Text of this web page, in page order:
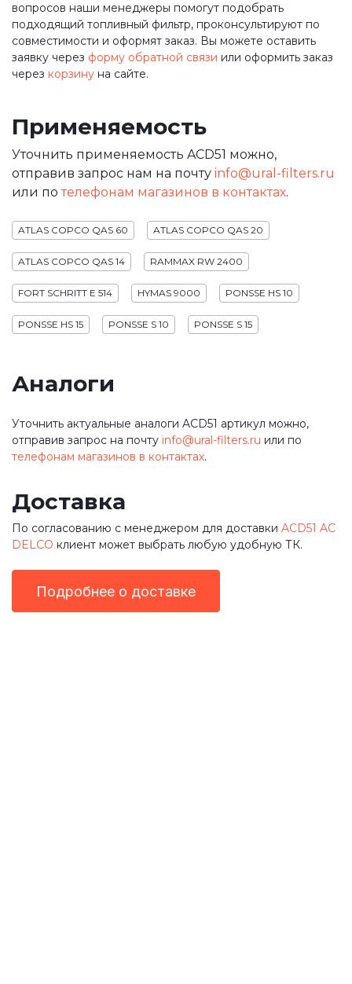
вопросов наши менеджеры помогут подобрать
подходящий топливный фильтр, проконсультируют по
совместимости и оформят заказ. Вы можете оставить
заявку через форму обратной связи или оформить заказ
через корзину на сайте.
Применяемость
Уточнить применяемость ACD51 можно,
отправив запрос нам на почту info@ural-filters.ru
или потелефонам магазинов в контактах.
ATLAS COPCO QAS 60 ATLAS COPCO QAS 20
ATLAS COPCO QAS 14 RAMMAX RW 2400
FORT SCHRITT E 514 HYMAS 9000 PONSSE HS 10
PONSSE HS 15 PONSSE S 10 PONSSE S 15
Аналоги
Уточнить актуальные аналоги ACD51 артикул можно,
отправив запрос на почту info@ural-filters.ru или по
телефонам магазинов в контактах.
Доставка
По согласованию с менеджером для доставки ACD51 AC
DELCO клиент может выбрать любую удобную ТК.
Подробнее о доставке